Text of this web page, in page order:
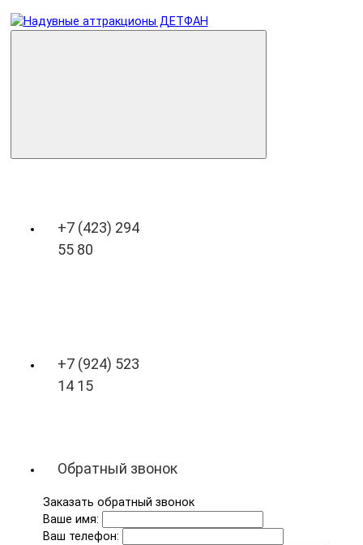
+7 (423) 294
55 80
+7 (924) 523
14 15
Обратный звонок
Заказать обратный звонок
Ваше имя:
Ваш телефон: